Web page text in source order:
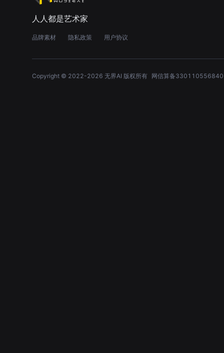
人人都是艺术家
品牌素材 隐私政策 用户协议
Copyright © 2022-2026 无界AI 版权所有 网信算备